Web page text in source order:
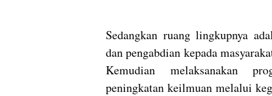
Sedangkan ruang lingkupnya
dan pengabdian kepada
Kemudian melaksanakan
peningkatan keilmuan melalui